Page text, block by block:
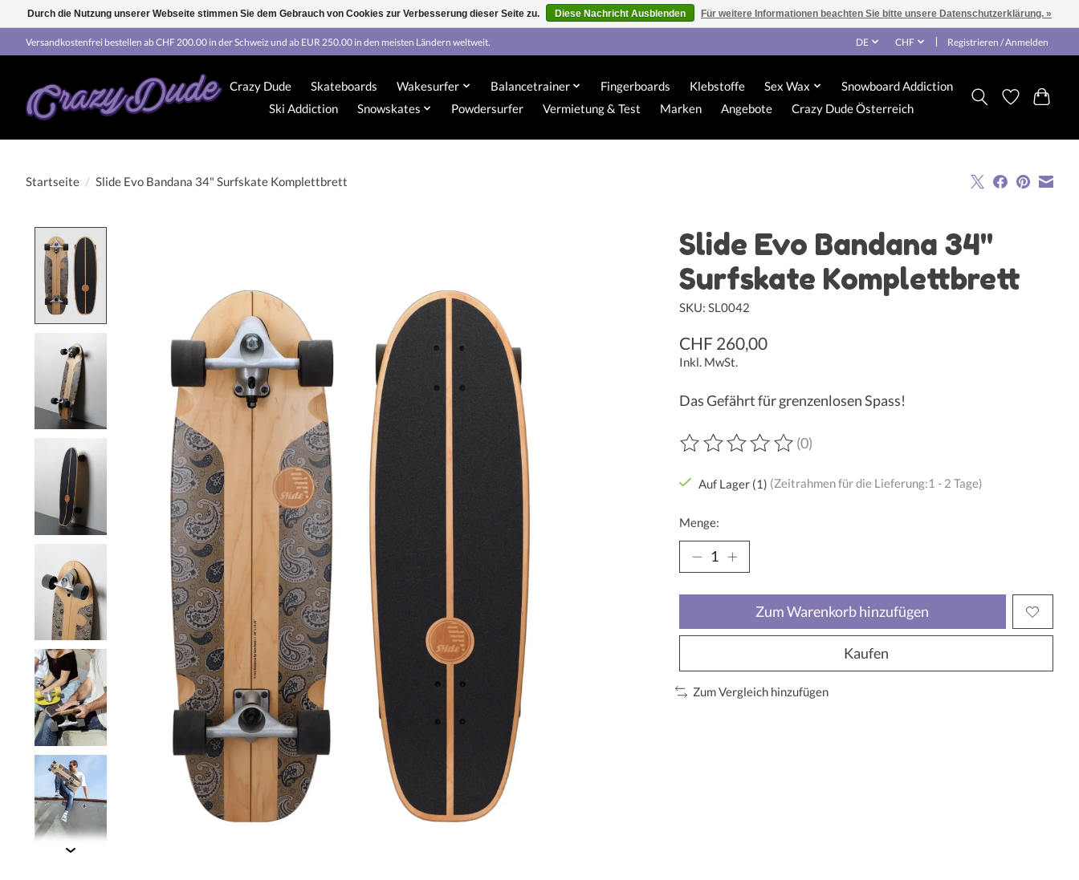
Versandkostenfrei bestellen ab CHF 200.00 in der Schweiz und ab EUR 250.00 in den meisten Ländern weltweit. DE CHF Registrieren / Anmelden
Crazy Dude Skateboards Wakesurfer Balancetrainer Fingerboards Klebstoffe Sex Wax
Snowboard Addiction
Ski Addiction
Snowskates Powdersurfer Vermietung & Test Marken Angebote Crazy Dude Österreich
Startseite / Slide Evo Bandana 34" Surfskate Komplettbrett
Slide Evo Bandana 34"
Surfskate Komplettbrett
SKU: SL0042
CHF 260,00
Inkl. MwSt.
Das Gefährt für grenzenlosen Spass!
Die Bewertung dieses Produkts ist
(0)
Auf Lager (1) (Zeitrahmen für die Lieferung:1 - 2 Tage)
Menge:
Zum Warenkorb hinzufügen
Kaufen
Zum Vergleich hinzufügen
Durch die Nutzung unserer Webseite stimmen Sie dem Gebrauch von Cookies zur Verbesserung dieser Seite zu. Diese Nachricht Ausblenden Für weitere Informationen beachten Sie bitte unsere Datenschutzerklärung. »